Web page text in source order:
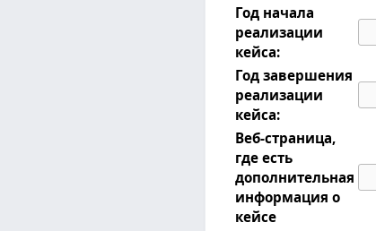
Год начала
реализации
кейса:
Год завершения
реализации
кейса:
Веб-страница,
где есть
дополнительная
информация о
кейсе